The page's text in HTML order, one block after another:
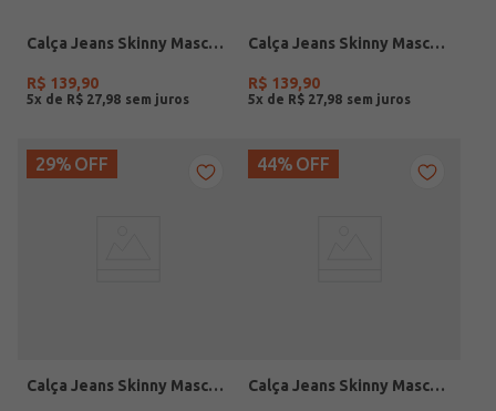
Calça Jeans Skinny Masculina AZUL
R$ 139,90
5x de R$ 27 98
Calça Jeans Skinny Masculina AZUL
R$ 139,90
5x de R$ 27 98
29% OFF
Calça Jeans Skinny Masculina AZUL
44% OFF
Calça Jeans Skinny Masculina AZUL